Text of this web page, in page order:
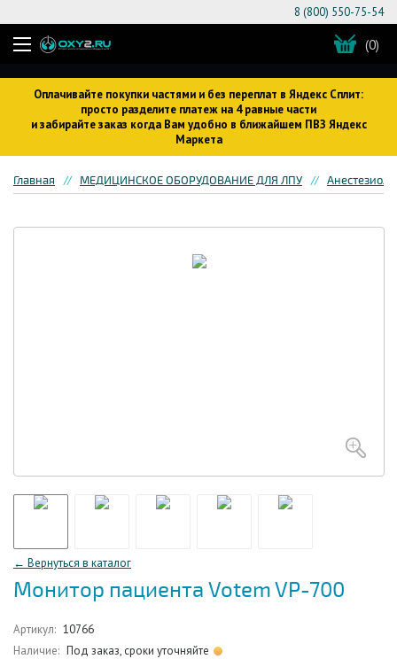
Оплачивайте покупки частями и без переплат в Яндекс Сплит:
просто разделите платеж на 4 равные части
и забирайте заказ когда Вам удобно в ближайшем ПВЗ Яндекс
Маркета
8 (800) 550-75-54
(0)
Главная МЕДИЦИНСКОЕ ОБОРУДОВАНИЕ ДЛЯ ЛПУ
← Вернуться в каталог
Монитор пациента Votem VP-700
Артикул: 10766
Наличие: Под заказ, сроки уточняйте